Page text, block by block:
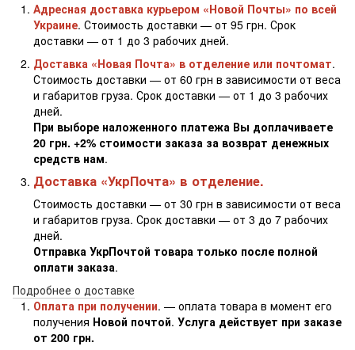
Адресная доставка курьером «Новой Почты» по всей
Украине. Стоимость доставки — от 95 грн. Срок
доставки — от 1 до 3 рабочих дней.
Доставка «Новая Почта» в отделение или почтомат.
Стоимость доставки — от 60 грн в зависимости от веса
и габаритов груза. Срок доставки — от 1 до 3 рабочих
дней.
При выборе наложенного платежа Вы доплачиваете
20 грн. +2% стоимости заказа за возврат денежных
средств нам.
Доставка «УкрПочта» в отделение.
Стоимость доставки — от 30 грн в зависимости от веса
и габаритов груза. Срок доставки — от 3 до 7 рабочих
дней.
Отправка УкрПочтой товара только после полной
оплати заказа.
Подробнее о доставке
Оплата при получении. — оплата товара в момент его
получения Новой почтой. Услуга действует при заказе
от 200 грн.